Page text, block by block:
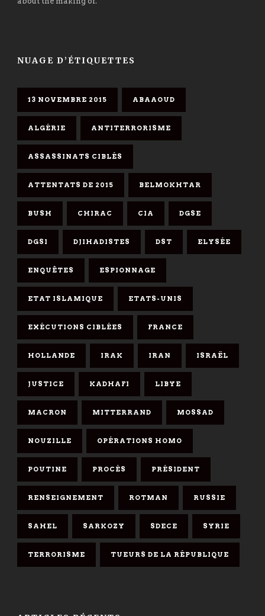
NUAGE D’ÉTIQUETTES
13 NOVEMBRE 2015 ABAAOUD
ALGÉRIE ANTITERRORISME
ASSASSINATS CIBLÉS
ATTENTATS DE 2015 BELMOKHTAR
BUSH CHIRAC CIA DGSE
DGSI DJIHADISTES DST ELYSÉE
ENQUÊTES ESPIONNAGE
ETAT ISLAMIQUE ETATS-UNIS
EXÉCUTIONS CIBLÉES FRANCE
HOLLANDE IRAK IRAN ISRAËL
JUSTICE KADHAFI LIBYE
MACRON MITTERRAND MOSSAD
NOUZILLE OPÉRATIONS HOMO
POUTINE PROCÈS PRÉSIDENT
RENSEIGNEMENT ROTMAN RUSSIE
SAHEL SARKOZY SDECE SYRIE
TERRORISME TUEURS DE LA RÉPUBLIQUE